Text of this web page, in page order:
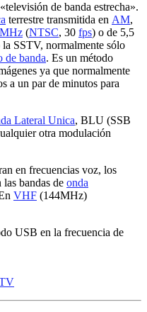
de banda estrecha».
terrestre transmitida en AM,
MHz (NTSC, 30 fps) o de 5,5
SSTV, normalmente sólo
de banda. Es un método
ya que normalmente
a un par de minutos para
Lateral Unica, BLU (SSB
otra modulación
en frecuencias voz, los
las bandas de onda
VHF (144MHz)
USB en la frecuencia de